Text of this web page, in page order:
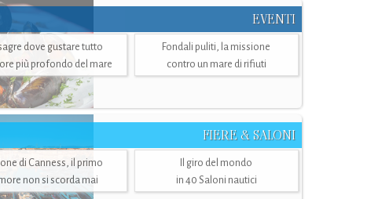
EVENTI
sagre dove gustare tutto
più profondo del mare
Fondali puliti, la missione
contro un mare di rifiuti
FIERE & SALONI
di Canness, il primo
non si scorda mai
Il giro del mondo
in 40 Saloni nautici